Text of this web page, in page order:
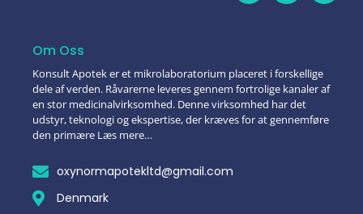
Om Oss
Konsult Apotek er et mikrolaboratorium placeret i forskellige
dele af verden. Råvarerne leveres gennem fortrolige kanaler af
en stor medicinalvirksomhed. Denne virksomhed har det
udstyr, teknologi og ekspertise, der kræves for at gennemføre
den primære Læs mere…
oxynormapotekltd@gmail.com
Denmark